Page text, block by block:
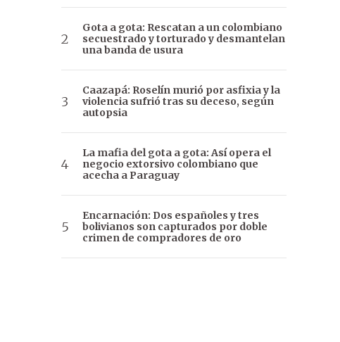
Gota a gota: Rescatan a un colombiano
secuestrado y torturado y desmantelan
una banda de usura
Caazapá: Roselín murió por asfixia y la
violencia sufrió tras su deceso, según
autopsia
La mafia del gota a gota: Así opera el
negocio extorsivo colombiano que
acecha a Paraguay
Encarnación: Dos españoles y tres
bolivianos son capturados por doble
crimen de compradores de oro